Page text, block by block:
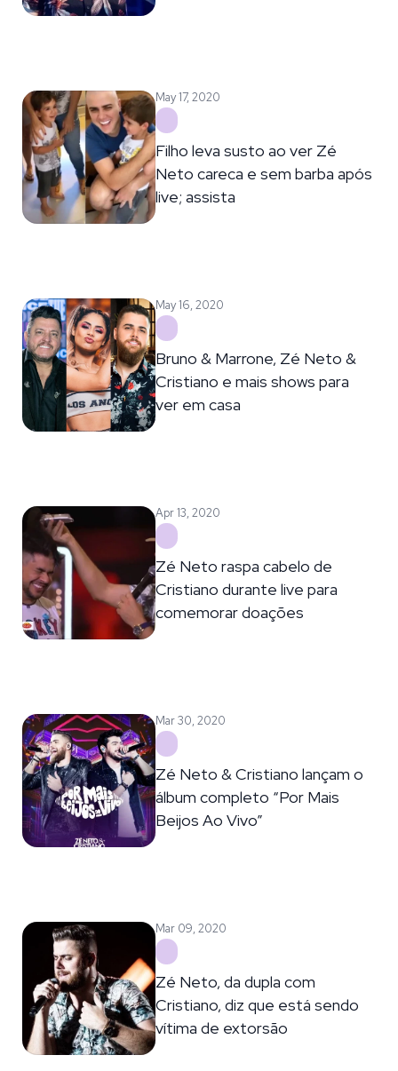
May 17, 2020
Filho leva susto ao ver Zé
Neto careca e sem barba após
live; assista
May 16, 2020
Bruno & Marrone, Zé Neto &
Cristiano e mais shows para
ver em casa
Apr 13, 2020
Zé Neto raspa cabelo de
Cristiano durante live para
comemorar doações
Mar 30, 2020
Zé Neto & Cristiano lançam o
álbum completo “Por Mais
Beijos Ao Vivo”
Mar 09, 2020
Zé Neto, da dupla com
Cristiano, diz que está sendo
vítima de extorsão